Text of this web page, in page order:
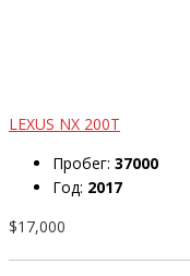
LEXUS NX 200T
Пробег: 37000
Год: 2017
$17,000